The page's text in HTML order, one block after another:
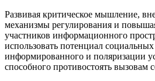
Развивая критическое мышление,
механизмы регулирования и
участников информационного
использовать потенциал социальных
информированного и поляризации
способного противостоять вызовам